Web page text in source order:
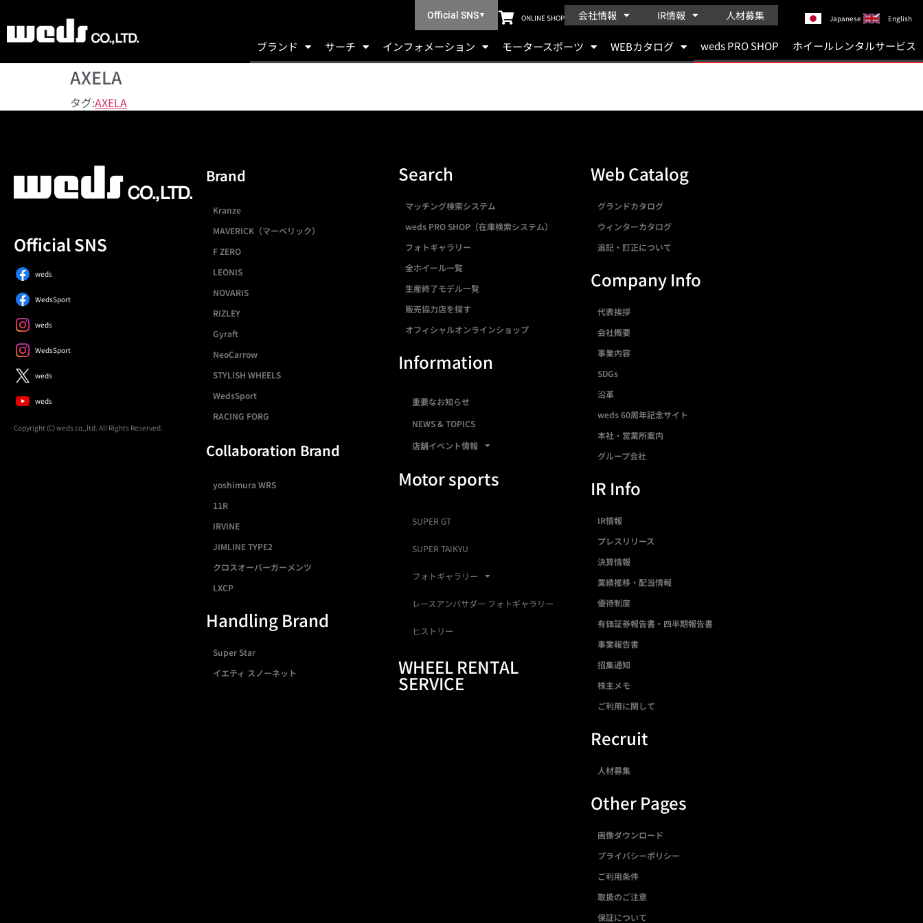
Official SNS▼ ONLINE SHOP 会社情報 IR情報 人材募集 Japanese English
ブランド サーチ インフォメーション モータースポーツ WEBカタログ weds PRO SHOP ホイールレンタルサービス
AXELA
タグ:AXELA
Official SNS
weds
WedsSport
weds
WedsSport
weds
weds
Copyright (C) weds co.,ltd. All Rights Reserved.
Brand
Kranze
MAVERICK（マーベリック）
F ZERO
LEONIS
NOVARIS
RIZLEY
Gyraft
NeoCarrow
STYLISH WHEELS
WedsSport
RACING FORG
Collaboration Brand
yoshimura WRS
11R
IRVINE
JIMLINE TYPE2
クロスオーバーガーメンツ
LXCP
Handling Brand
Super Star
イエティ スノーネット
Search
マッチング検索システム
weds PRO SHOP（在庫検索システム）
フォトギャラリー
全ホイール一覧
生産終了モデル一覧
販売協力店を探す
オフィシャルオンラインショップ
Information
重要なお知らせ
NEWS & TOPICS
店舗イベント情報
Motor sports
SUPER GT
SUPER TAIKYU
フォトギャラリー
レースアンバサダー フォトギャラリー
ヒストリー
WHEEL RENTAL
SERVICE
Web Catalog
グランドカタログ
ウィンターカタログ
追記・訂正について
Company Info
代表挨拶
会社概要
事業内容
SDGs
沿革
weds 60周年記念サイト
本社・営業所案内
グループ会社
IR Info
IR情報
プレスリリース
決算情報
業績推移・配当情報
優待制度
有価証券報告書・四半期報告書
事業報告書
招集通知
株主メモ
ご利用に関して
Recruit
人材募集
Other Pages
画像ダウンロード
プライバシーポリシー
ご利用条件
取扱のご注意
保証について